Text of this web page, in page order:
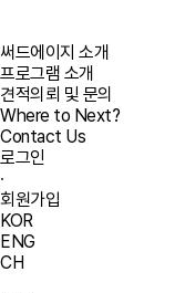
써드에이지 소개
프로그램 소개
견적의뢰 및 문의
Where to Next?
Contact Us
로그인
·
회원가입
KOR
ENG
CH